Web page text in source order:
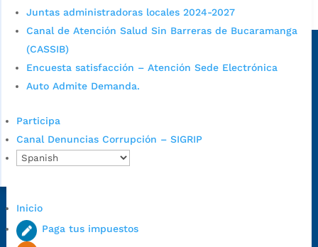
Juntas administradoras locales 2024-2027
Canal de Atención Salud Sin Barreras de Bucaramanga
(CASSIB)
Encuesta satisfacción – Atención Sede Electrónica
Auto Admite Demanda.
Participa
Canal Denuncias Corrupción – SIGRIP
Inicio
Paga tus impuestos
Alcaldía de Bucaramanga
Sede principal
Dirección Fase I:
Colombia.